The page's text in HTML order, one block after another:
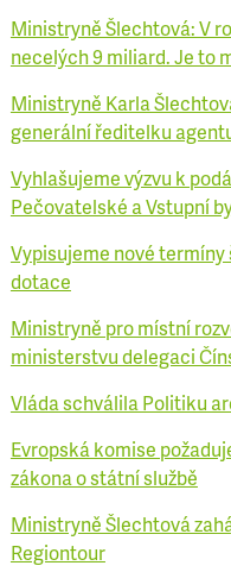
Ministryně Šlechtová: V
necelých 9 miliard. Je to
Ministryně Karla
generální ředitelku
Vyhlašujeme výzvu k
Pečovatelské a Vstupní
Vypisujeme nové
dotace
Ministryně pro místní
ministerstvu delegaci
Vláda schválila Politiku
Evropská komise
zákona o státní službě
Ministryně Šlechtová
Regiontour